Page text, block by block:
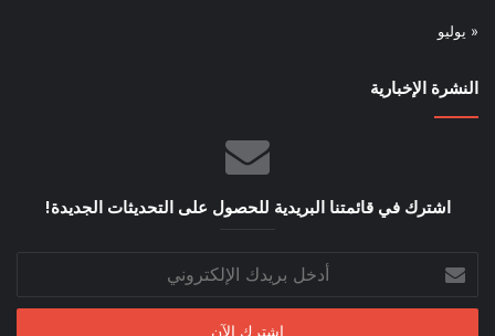
« يوليو
النشرة الإخبارية
اشترك في قائمتنا البريدية للحصول على التحديثات الجديدة!
بريدك
الإلكتروني